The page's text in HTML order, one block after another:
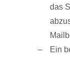
das
Ein